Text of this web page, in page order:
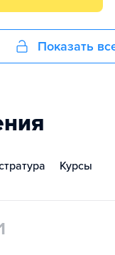
Показать
Курсы